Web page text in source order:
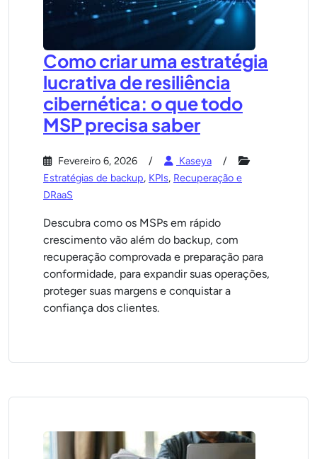
Como criar uma estratégia
lucrativa de resiliência
cibernética: o que todo
MSP precisa saber
Fevereiro 6, 2026
Kaseya
Estratégias de backup, KPIs, Recuperação e
DRaaS
Descubra como os MSPs em rápido
crescimento vão além do backup, com
recuperação comprovada e preparação para
conformidade, para expandir suas operações,
proteger suas margens e conquistar a
confiança dos clientes.